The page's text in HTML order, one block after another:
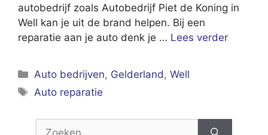
autobedrijf zoals Autobedrijf Piet de Koning in
Well kan je uit de brand helpen. Bij een
reparatie aan je auto denk je … Lees verder
Categorieën
Auto bedrijven, Gelderland,Well
Tags
Auto reparatie
Zoek